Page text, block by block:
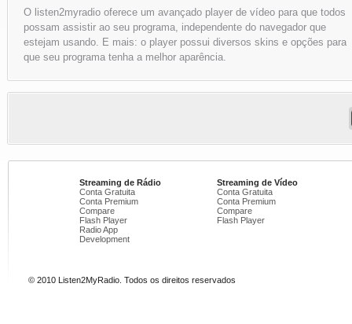
O listen2myradio oferece um avançado player de vídeo para que todos
possam assistir ao seu programa, independente do navegador que
estejam usando. E mais: o player possui diversos skins e opções para
que seu programa tenha a melhor aparência.
Streaming de Rádio
Conta Gratuita
Conta Premium
Compare
Flash Player
Radio App
Development
Streaming de Vídeo
Conta Gratuita
Conta Premium
Compare
Flash Player
© 2010 Listen2MyRadio. Todos os direitos reservados